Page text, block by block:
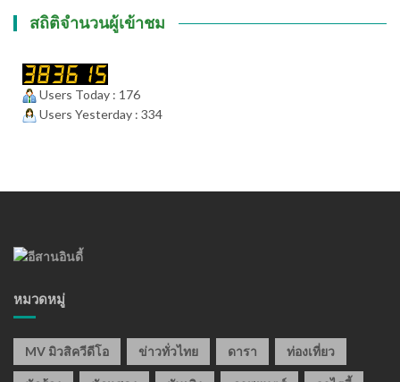
สถิติจำนวนผู้เข้าชม
Users Today : 176
Users Yesterday : 334
หมวดหมู่
MV มิวสิควีดีโอ ข่าวทั่วไทย ดารา ท่องเที่ยว